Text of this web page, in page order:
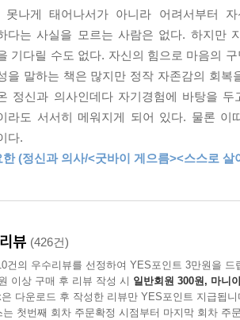
의사 ‘윤답장’ 선생의 자존감 셀프 코칭법
전문가이자 정신과 의사인 윤홍균 원장
을 끌어올리는 실질적인 방법을 알려주는
는 이들이 건강한 자존감을 회복하도록
면서도 냉철한 해석을 곁들여 ‘대중성과 전
다양한 칼럼과 방송을 통해 인정받은 의사이
이 중요하다는 것을 모르는 사람은 없지만
‘자존감을 실제로 높여주는 실천법과
감은 변하지 않는다고 고민하는 사람들에
라’ ‘자신감을 가져라’ ‘자신을 믿어라’
못나게 태어나서가 아니라 어려서부터
다는 사실을 모르는 사람은 없다. 하지만
기다릴 수도 없다. 자신의 힘으로 마음의
을 말하는 책은 많지만 정작 자존감의 회
정신과 의사인데다 자기경험에 바탕을
라도 서서히 메워지게 되어 있다. 물론
다.
한 (정신과 의사/<굿바이 게으름><스스로 살
뷰 (426건)
건의 우수리뷰를 선정하여 YES포인트 3만원을 드
이상 구매 후 리뷰 작성 시 일반회원 300원, 마니
다운로드 후 작성한 리뷰만 YES포인트 지급됩니
는 첫번째 회차 주문확정 시점부터 마지막 회차 주